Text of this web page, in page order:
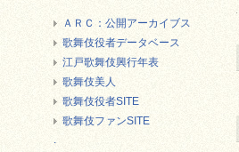
ＡＲＣ：公開アーカイブス
歌舞伎役者データベース
江戸歌舞伎興行年表
歌舞伎美人
歌舞伎役者SITE
歌舞伎ファンSITE
.